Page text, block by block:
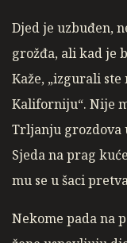
Djed je uzbuđen,
grožđa, ali kad je
Kaže, „izgurali ste
Kaliforniju“. Nije
Trljanju grozdova
Sjeda na prag
mu se u šaci
Nekome pada na